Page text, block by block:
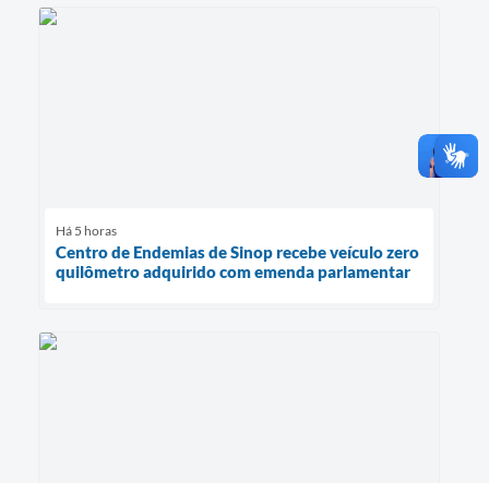
Há 5 horas
Centro de Endemias de Sinop recebe veículo zero
quilômetro adquirido com emenda parlamentar